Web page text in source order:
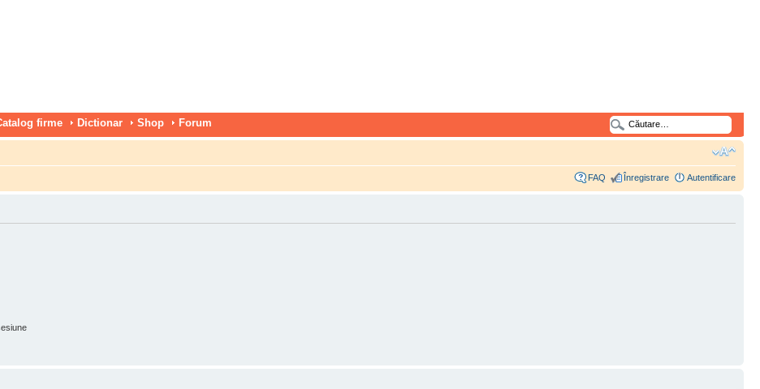
firme Dictionar Shop Forum
FAQ Înregistrare Autentificare